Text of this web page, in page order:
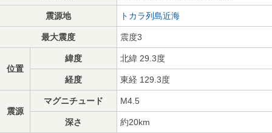
震源地 トカラ列島近海
最大震度 震度3
位置
緯度 北緯 29.3度
経度 東経 129.3度
震源
マグニチュード M4.5
深さ 約20km